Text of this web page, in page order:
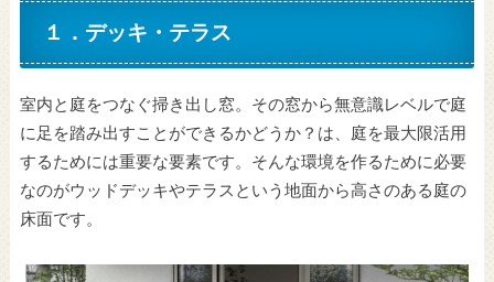
１．デッキ・テラス
室内と庭をつなぐ掃き出し窓。その窓から無意識レベルで庭
に足を踏み出すことができるかどうか？は、庭を最大限活用
するためには重要な要素です。そんな環境を作るために必要
なのがウッドデッキやテラスという地面から高さのある庭の
床面です。